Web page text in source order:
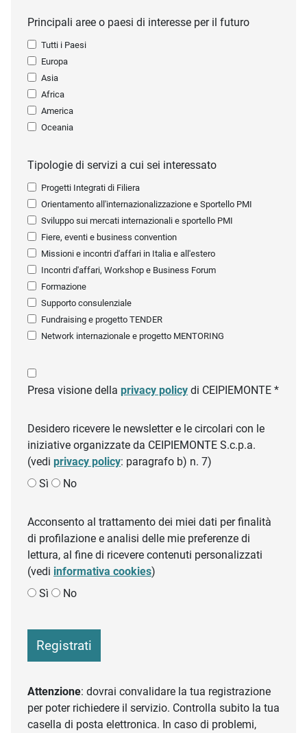
Principali aree o paesi di interesse per il futuro
Tutti i Paesi
Europa
Asia
Africa
America
Oceania
Tipologie di servizi a cui sei interessato
Progetti Integrati di Filiera
Orientamento all'internazionalizzazione e Sportello PMI
Sviluppo sui mercati internazionali e sportello PMI
Fiere, eventi e business convention
Missioni e incontri d'affari in Italia e all'estero
Incontri d'affari, Workshop e Business Forum
Formazione
Supporto consulenziale
Fundraising e progetto TENDER
Network internazionale e progetto MENTORING
Presa visione della privacy policy di CEIPIEMONTE *
Desidero ricevere le newsletter e le circolari con le
iniziative organizzate da CEIPIEMONTE S.c.p.a.
(vedi privacy policy: paragrafo b) n. 7)
Sì
No
Acconsento al trattamento dei miei dati per finalità
di profilazione e analisi delle mie preferenze di
lettura, al fine di ricevere contenuti personalizzati
(vedi informativa cookies)
Sì
No
Registrati
Attenzione: dovrai convalidare la tua registrazione
per poter richiedere il servizio. Controlla subito la tua
casella di posta elettronica. In caso di problemi,